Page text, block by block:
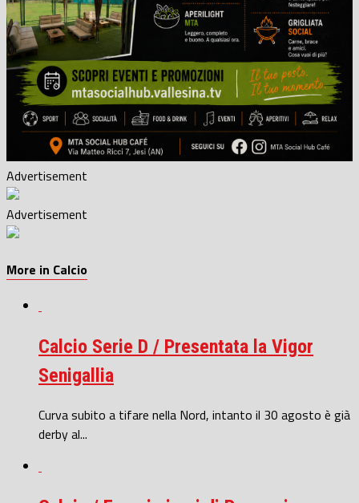
Advertisement
Advertisement
More in Calcio
Calcio Serie D / Presentata la Vigor
Senigallia
Curva subito a tifare nella Nord, intanto il 30 agosto è già
derby al...